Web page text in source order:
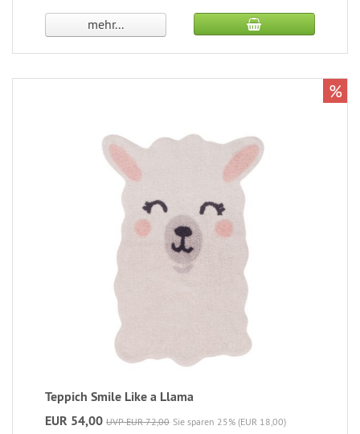
mehr...
Teppich Smile Like a Llama
EUR 54,00 UVP EUR 72,00 Sie sparen 25% (EUR 18,00)
%